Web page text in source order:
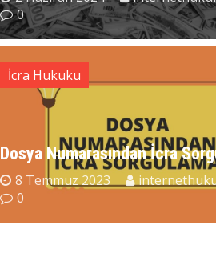
s.barcag Mesajı Geldi?
28 Temmuz 2026
0
İcra Hukuku
Dosya Numarasından İcra
8 Temmuz 2023
0